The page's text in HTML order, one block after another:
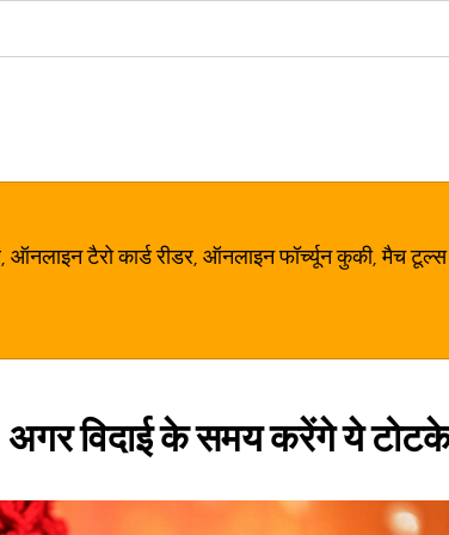
टैरो कार्ड रीडर, ऑनलाइन फॉर्च्यून कुकी, मैच टूल्स
विदाई के समय करेंगे ये